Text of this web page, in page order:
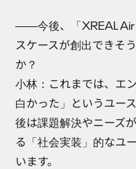
――今後、「XREAL Air
スケースが創出できそ
か？
小林 ：これまでは、エ
白かった」というユー
後は課題解決やニーズ
る「社会実装」的なユ
います。